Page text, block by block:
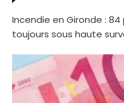
Incendie en Gironde :
toujours sous haute